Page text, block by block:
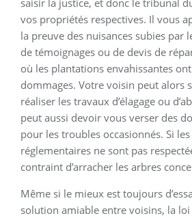
saisir la justice, et donc le tribunal
vos propriétés respectives. Il vous
la preuve des nuisances subies par
de témoignages ou de devis de
où les plantations envahissantes
dommages. Votre voisin peut alors
réaliser les travaux d’élagage ou
peut aussi devoir vous verser des
pour les troubles occasionnés. Si
réglementaires ne sont pas
contraint d’arracher les arbres
Même si le mieux est toujours
solution amiable entre voisins, la